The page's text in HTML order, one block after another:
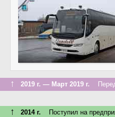
↑ 2019 г. — Март 2019 г.
↑ 2014 г. Поступил на